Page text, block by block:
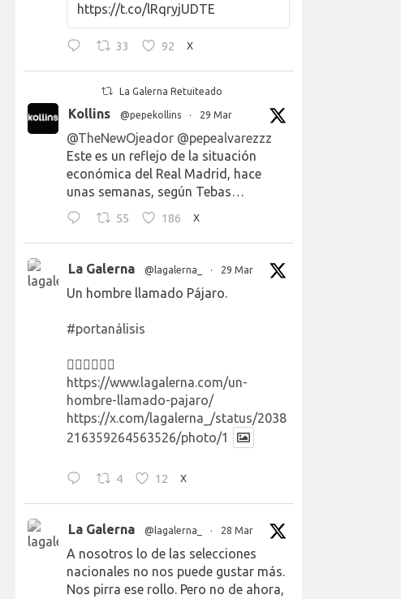
https://t.co/lRqryjUDTE
33 92 X
La Galerna Retuiteado
Kollins @pepekollins · 29 Mar
@TheNewOjeador @pepealvarezzz
Este es un reflejo de la situación
económica del Real Madrid, hace
unas semanas, según Tebas…
55 186 X
La Galerna @lagalerna_ · 29 Mar
Un hombre llamado Pájaro.
#portanálisis
👉🏻👉🏻👉🏻
https://www.lagalerna.com/un-
hombre-llamado-pajaro/
https://x.com/lagalerna_/status/2038
216359264563526/photo/1
4 12 X
La Galerna @lagalerna_ · 28 Mar
A nosotros lo de las selecciones
nacionales no nos puede gustar más.
Nos pirra ese rollo. Pero no de ahora,